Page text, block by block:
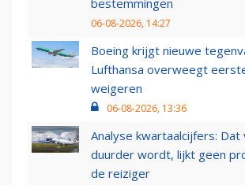
06-08-2026, 14:27
Boeing krijgt nieuwe
Lufthansa overweegt
weigeren
06-08-2026, 13:36
Analyse kwartaalcijfers: Dat
duurder wordt, lijkt geen
de reiziger